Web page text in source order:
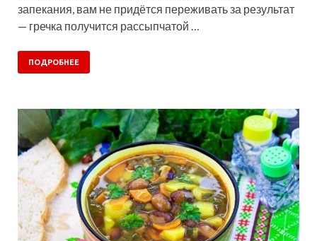
запекания, вам не придётся переживать за результат
— гречка получится рассыпчатой …
ПОДРОБНЕЕ